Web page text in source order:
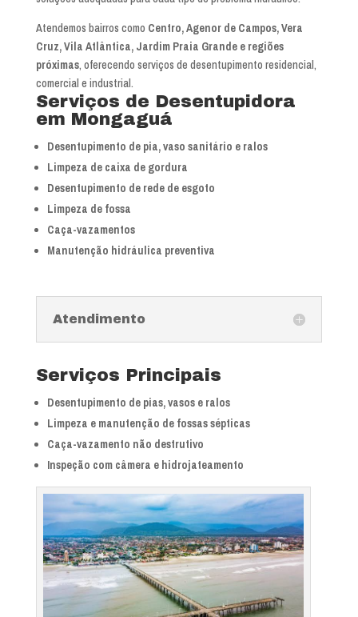
Atendemos bairros como Centro, Agenor de Campos, Vera
Cruz, Vila Atlântica, Jardim Praia Grande e regiões
próximas, oferecendo serviços de desentupimento residencial,
comercial e industrial.
Serviços de Desentupidora
em Mongaguá
Desentupimento de pia, vaso sanitário e ralos
Limpeza de caixa de gordura
Desentupimento de rede de esgoto
Limpeza de fossa
Caça-vazamentos
Manutenção hidráulica preventiva
Atendimento
Serviços Principais
Desentupimento de pias, vasos e ralos
Limpeza e manutenção de fossas sépticas
Caça-vazamento não destrutivo
Inspeção com câmera e hidrojateamento